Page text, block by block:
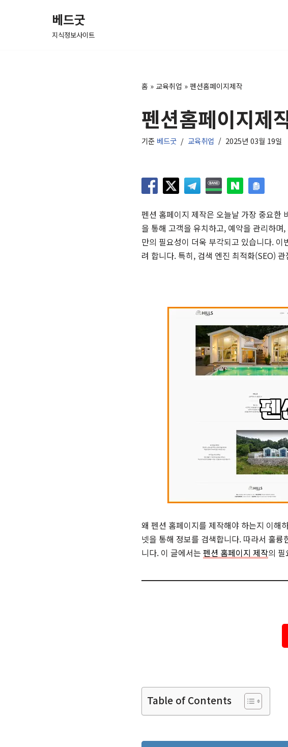
베드굿
지식정보사이트
홈 » 교육취업 » 펜션홈페이지제작
펜션홈페이지제
기준 베드굿 교육취업 2025년 03월 19일
펜션 홈페이지 제작은 오늘날 가장 중요한
을 통해 고객을 유치하고, 예약을 관리하
만의 필요성이 더욱 부각되고 있습니다. 이
려 합니다. 특히, 검색 엔진 최적화(SEO)
왜 펜션 홈페이지를 제작해야 하는지 이해
넷을 통해 정보를 검색합니다. 따라서 훌
니다. 이 글에서는 펜션 홈페이지 제작의 필
Table of Contents